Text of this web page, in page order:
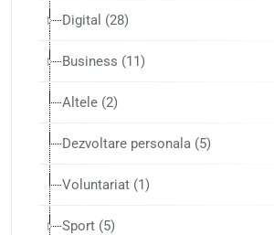
Digital (28)
Business (11)
Altele (2)
Dezvoltare personala (5)
Voluntariat (1)
Sport (5)